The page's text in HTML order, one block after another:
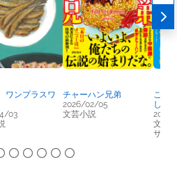
ワンプラスワ
03
チャーハン兄弟
2026/02/05
文芸小説
こち
し物
文芸
サス